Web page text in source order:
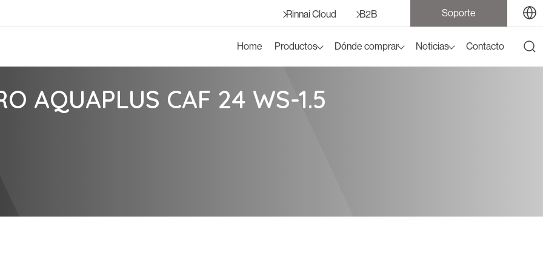
Rinnai Cloud B2B Soporte
Home Productos Dónde comprar Noticias Contacto
AQUAPLUS CAF 24 WS-1.5